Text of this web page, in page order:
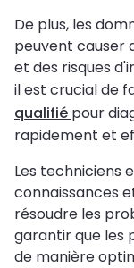
De plus, les
peuvent causer
et des risques
il est crucial de
qualifié pour
rapidement et
Les techniciens
connaissances
résoudre les
garantir que les
de manière